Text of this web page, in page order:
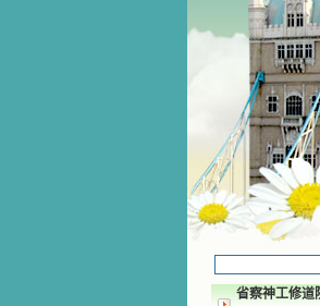
省察神工修道